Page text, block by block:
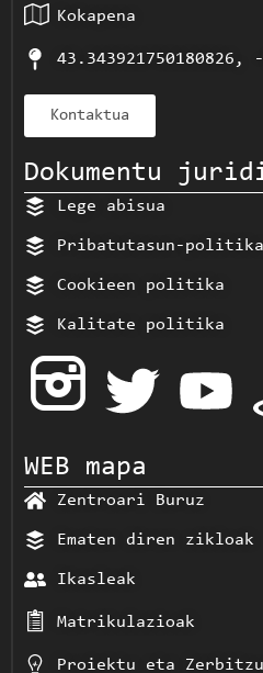
Kokapena
43.343921750180826,
Kontaktua
Dokumentu
Lege abisua
Pribatutasun-politika
Cookieen politika
Kalitate politika
WEB mapa
Zentroari Buruz
Ematen diren zikloak
Ikasleak
Matrikulazioak
Proiektu eta